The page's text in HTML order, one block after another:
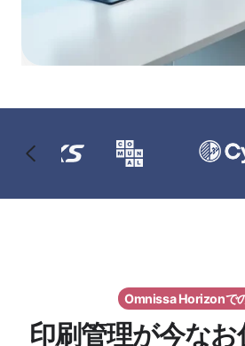
Omnissa Horizonで
印刷管理が今な